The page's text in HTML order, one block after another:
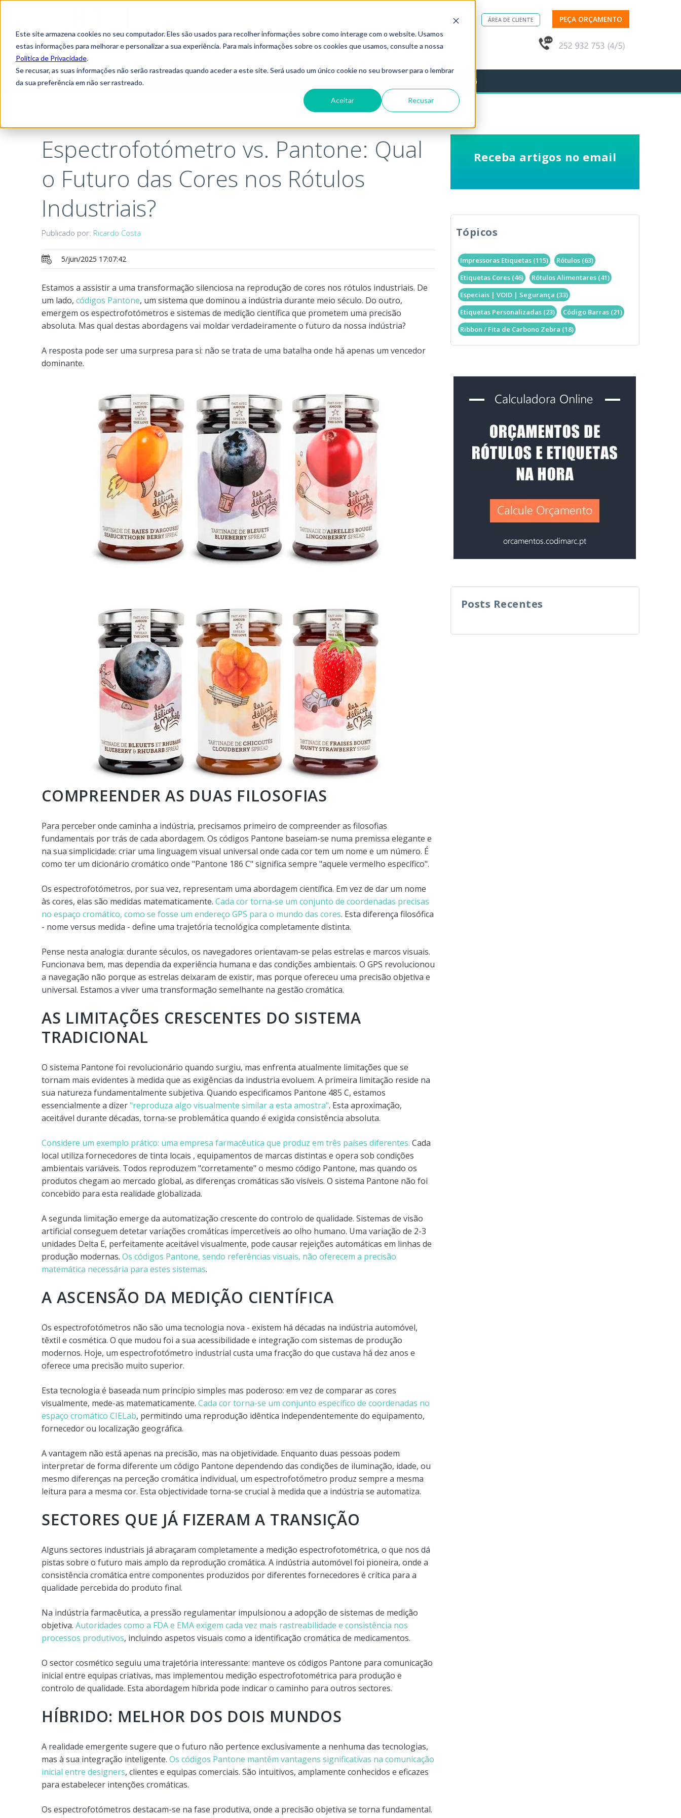
Este site armazena cookies no seu computador. Eles são usados para recolher informações sobre como interage com o website. Usamos
estas informações para melhorar e personalizar a sua experiência. Para mais informações sobre os cookies que usamos, consulte a nossa
Política de Privacidade.
Se recusar, as suas informações não serão rastreadas quando aceder a este site. Será usado um único cookie no seu browser para o lembrar
da sua preferência em não ser rastreado.
Aceitar Recusar
CONTACTOS E LOCALIZAÇÃO ÁREA DE CLIENTE PEÇA ORÇAMENTO
INÍCIO RÓTULOS E ETIQUETAS BLOG
Espectrofotómetro vs. Pantone: Qual
o Futuro das Cores nos Rótulos
Industriais?
Publicado por: Ricardo Costa
5/jun/2025 17:07:42
Estamos a assistir a uma transformação silenciosa na reprodução de cores nos rótulos industriais. De
um lado, códigos Pantone, um sistema que dominou a indústria durante meio século. Do outro,
emergem os espectrofotómetros e sistemas de medição científica que prometem uma precisão
absoluta. Mas qual destas abordagens vai moldar verdadeiramente o futuro da nossa indústria?
A resposta pode ser uma surpresa para si: não se trata de uma batalha onde há apenas um vencedor
dominante.
COMPREENDER AS DUAS FILOSOFIAS
Para perceber onde caminha a indústria, precisamos primeiro de compreender as filosofias
fundamentais por trás de cada abordagem. Os códigos Pantone baseiam-se numa premissa elegante e
na sua simplicidade: criar uma linguagem visual universal onde cada cor tem um nome e um número. É
como ter um dicionário cromático onde "Pantone 186 C" significa sempre "aquele vermelho específico".
Os espectrofotómetros, por sua vez, representam uma abordagem científica. Em vez de dar um nome
às cores, elas são medidas matematicamente. Cada cor torna-se um conjunto de coordenadas precisas
no espaço cromático, como se fosse um endereço GPS para o mundo das cores. Esta diferença filosófica
- nome versus medida - define uma trajetória tecnológica completamente distinta.
Pense nesta analogia: durante séculos, os navegadores orientavam-se pelas estrelas e marcos visuais.
Funcionava bem, mas dependia da experiência humana e das condições ambientais. O GPS revolucionou
a navegação não porque as estrelas deixaram de existir, mas porque ofereceu uma precisão objetiva e
universal. Estamos a viver uma transformação semelhante na gestão cromática.
AS LIMITAÇÕES CRESCENTES DO SISTEMA
TRADICIONAL
O sistema Pantone foi revolucionário quando surgiu, mas enfrenta atualmente limitações que se
tornam mais evidentes à medida que as exigências da industria evoluem. A primeira limitação reside na
sua natureza fundamentalmente subjetiva. Quando especificamos Pantone 485 C, estamos
essencialmente a dizer"reproduza algo visualmente similar a esta amostra". Esta aproximação,
aceitável durante décadas, torna-se problemática quando é exigida consistência absoluta.
Considere um exemplo prático: uma empresa farmacêutica que produz em três países diferentes. Cada
local utiliza fornecedores de tinta locais , equipamentos de marcas distintas e opera sob condições
ambientais variáveis. Todos reproduzem "corretamente" o mesmo código Pantone, mas quando os
produtos chegam ao mercado global, as diferenças cromáticas são visíveis. O sistema Pantone não foi
concebido para esta realidade globalizada.
A segunda limitação emerge da automatização crescente do controlo de qualidade. Sistemas de visão
artificial conseguem detetar variações cromáticas impercetíveis ao olho humano. Uma variação de 2-3
unidades Delta E, perfeitamente aceitável visualmente, pode causar rejeições automáticas em linhas de
produção modernas. Os códigos Pantone, sendo referências visuais, não oferecem a precisão
matemática necessária para estes sistemas.
A ASCENSÃO DA MEDIÇÃO CIENTÍFICA
Os espectrofotómetros não são uma tecnologia nova - existem há décadas na indústria automóvel,
têxtil e cosmética. O que mudou foi a sua acessibilidade e integração com sistemas de produção
modernos. Hoje, um espectrofotómetro industrial custa uma fracção do que custava há dez anos e
oferece uma precisão muito superior.
Esta tecnologia é baseada num princípio simples mas poderoso: em vez de comparar as cores
visualmente, mede-as matematicamente. Cada cor torna-se um conjunto específico de coordenadas no
espaço cromático CIELab, permitindo uma reprodução idêntica independentemente do equipamento,
fornecedor ou localização geográfica.
A vantagem não está apenas na precisão, mas na objetividade. Enquanto duas pessoas podem
interpretar de forma diferente um código Pantone dependendo das condições de iluminação, idade, ou
mesmo diferenças na perceção cromática individual, um espectrofotómetro produz sempre a mesma
leitura para a mesma cor. Esta objectividade torna-se crucial à medida que a indústria se automatiza.
SECTORES QUE JÁ FIZERAM A TRANSIÇÃO
Alguns sectores industriais já abraçaram completamente a medição espectrofotométrica, o que nos dá
pistas sobre o futuro mais amplo da reprodução cromática. A indústria automóvel foi pioneira, onde a
consistência cromática entre componentes produzidos por diferentes fornecedores é crítica para a
qualidade percebida do produto final.
Na indústria farmacêutica, a pressão regulamentar impulsionou a adopção de sistemas de medição
objetiva. Autoridades como a FDA e EMA exigem cada vez mais rastreabilidade e consistência nos
processos produtivos, incluindo aspetos visuais como a identificação cromática de medicamentos.
O sector cosmético seguiu uma trajetória interessante: manteve os códigos Pantone para comunicação
inicial entre equipas criativas, mas implementou medição espectrofotométrica para produção e
controlo de qualidade. Esta abordagem híbrida pode indicar o caminho para outros sectores.
HÍBRIDO: MELHOR DOS DOIS MUNDOS
A realidade emergente sugere que o futuro não pertence exclusivamente a nenhuma das tecnologias,
mas à sua integração inteligente. Os códigos Pantone mantêm vantagens significativas na comunicação
inicial entre designers, clientes e equipas comerciais. São intuitivos, amplamente conhecidos e eficazes
para estabelecer intenções cromáticas.
Os espectrofotómetros destacam-se na fase produtiva, onde a precisão objetiva se torna fundamental.
Receba artigos no email
Tópicos
Impressoras Etiquetas (115) Rótulos (63)
Etiquetas Cores (46) Rótulos Alimentares (41)
Especiais | VOID | Segurança (33)
Etiquetas Personalizadas (23) Código Barras (21)
Ribbon / Fita de Carbono Zebra (18)
Posts Recentes